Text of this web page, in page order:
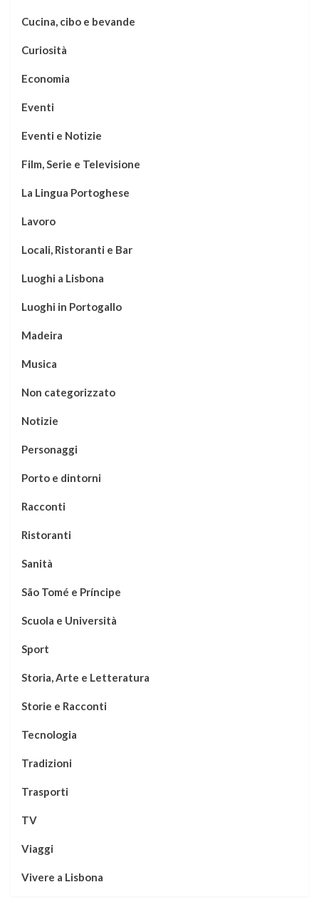
Cucina, cibo e bevande
Curiosità
Economia
Eventi
Eventi e Notizie
Film, Serie e Televisione
La Lingua Portoghese
Lavoro
Locali, Ristoranti e Bar
Luoghi a Lisbona
Luoghi in Portogallo
Madeira
Musica
Non categorizzato
Notizie
Personaggi
Porto e dintorni
Racconti
Ristoranti
Sanità
São Tomé e Príncipe
Scuola e Università
Sport
Storia, Arte e Letteratura
Storie e Racconti
Tecnologia
Tradizioni
Trasporti
TV
Viaggi
Vivere a Lisbona